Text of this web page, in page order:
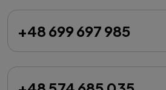
+48 699 697 985